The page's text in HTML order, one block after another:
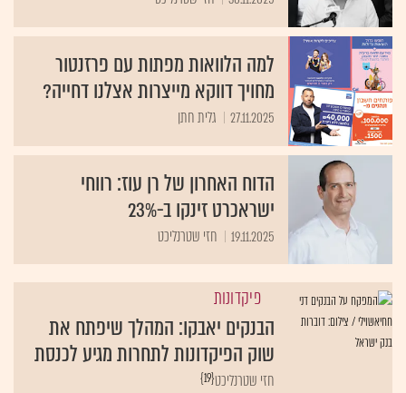
למה הלוואות מפתות עם פרזנטור
מחויך דווקא מייצרות אצלנו דחייה?
27.11.2025 גלית חתן
הדוח האחרון של רן עוז: רווחי
ישראכרט זינקו ב-23%
19.11.2025 חזי שטרנליכט
פיקדונות
הבנקים יאבקו: המהלך שיפתח את
שוק הפיקדונות לתחרות מגיע לכנסת
{19}חזי שטרנליכט